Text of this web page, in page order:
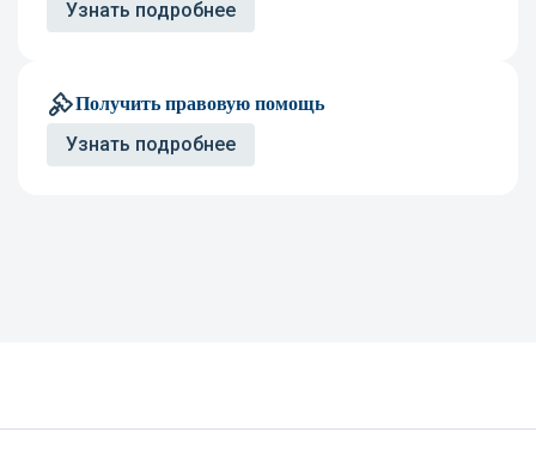
Узнать подробнее
Получить правовую помощь
Узнать подробнее